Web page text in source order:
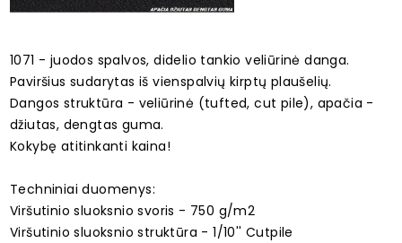
1071 - juodos spalvos, didelio tankio veliūrinė danga.
Paviršius sudarytas iš vienspalvių kirptų plaušelių.
Dangos struktūra - veliūrinė (tufted, cut pile), apačia -
džiutas, dengtas guma.
Kokybę atitinkanti kaina!
Techniniai duomenys:
Viršutinio sluoksnio svoris - 750 g/m2
Viršutinio sluoksnio struktūra - 1/10'' Cutpile